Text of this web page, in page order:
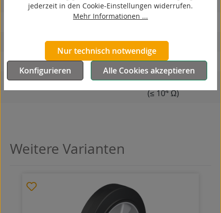
korrosionsbeständig
autoklaventauglich
Produkttyp
Rad
Leitfähigkeit
elektrisch leitfähig
(≤ 104Ω)
Produktgalerie überspringen
Weitere Varianten
jederzeit in den Cookie-Einstellungen widerrufen.
Mehr Informationen ...
Nur technisch notwendige
Konfigurieren
Alle Cookies akzeptieren